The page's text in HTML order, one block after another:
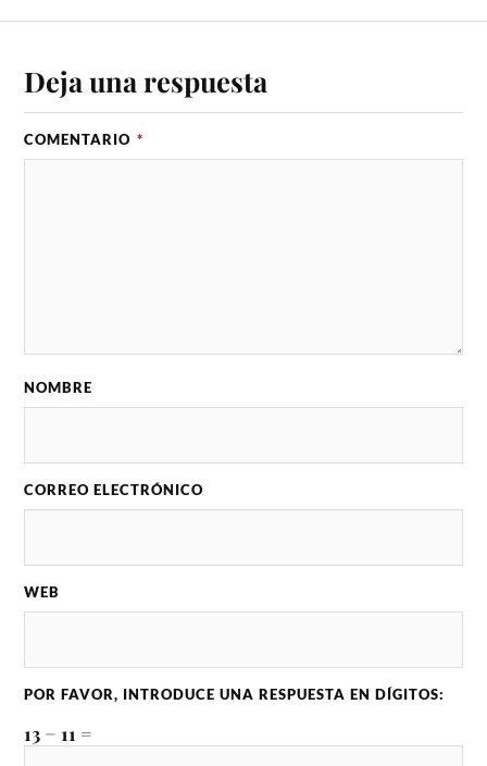
Deja una respuesta
COMENTARIO *
NOMBRE
CORREO ELECTRÓNICO
WEB
POR FAVOR, INTRODUCE UNA RESPUESTA EN DÍGITOS:
13 − 11 =